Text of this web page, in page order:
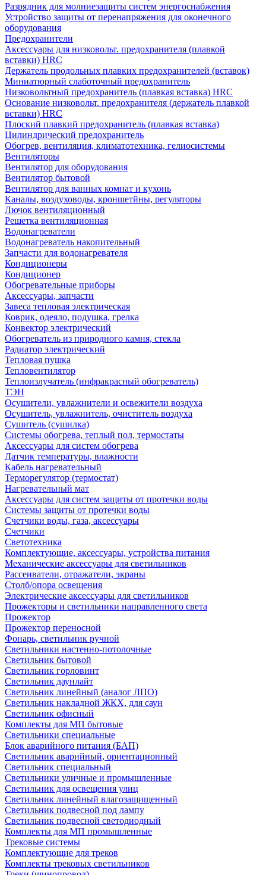
Разрядник для молниезащиты систем энергоснабжения
Устройство защиты от перенапряжения для оконечного
оборудования
Предохранители
Аксессуары для низковольт. предохранителя (плавкой
вставки) HRC
Держатель продольных плавких предохранителей (вставок)
Миниатюрный слаботочный предохранитель
Низковольтный предохранитель (плавкая вставка) HRC
Основание низковольт. предохранителя (держатель плавкой
вставки) HRC
Плоский плавкий предохранитель (плавкая вставка)
Цилиндрический предохранитель
Обогрев, вентиляция, климатотехника, гелиосистемы
Вентиляторы
Вентилятор для оборудования
Вентилятор бытовой
Вентилятор для ванных комнат и кухонь
Каналы, воздуховоды, кроншетйны, регуляторы
Лючок вентиляционный
Решетка вентиляционная
Водонагреватели
Водонагреватель накопительный
Запчасти для водонагревателя
Кондиционеры
Кондиционер
Обогревательные приборы
Аксессуары, запчасти
Завеса тепловая электрическая
Коврик, одеяло, подушка, грелка
Конвектор электрический
Обогреватель из природного камня, стекла
Радиатор электрический
Тепловая пушка
Тепловентилятор
Теплоизлучатель (инфракрасный обогреватель)
ТЭН
Осушители, увлажнители и освежители воздуха
Осушитель, увлажнитель, очиститель воздуха
Сушитель (сушилка)
Системы обогрева, теплый пол, термостаты
Аксессуары для систем обогрева
Датчик температуры, влажности
Кабель нагревательный
Терморегулятор (термостат)
Нагревательный мат
Аксессуары для систем защиты от протечки воды
Системы защиты от протечки воды
Счетчики воды, газа, аксессуары
Счетчики
Светотехника
Комплектующие, аксессуары, устройства питания
Механические аксессуары для светильников
Рассеиватели, отражатели, экраны
Столб/опора освещения
Электрические аксессуары для светильников
Прожекторы и светильники направленного света
Прожектор
Прожектор переносной
Фонарь, светильник ручной
Светильники настенно-потолочные
Светильник бытовой
Светильник горловинт
Светильник даунлайт
Светильник линейный (аналог ЛПО)
Светильник накладной ЖКХ, для саун
Светильник офисный
Комплекты для МП бытовые
Светильники специальные
Блок аварийного питания (БАП)
Светильник аварийный, ориентационный
Светильник специальный
Светильники уличные и промышленные
Светильник для освещения улиц
Светильник линейный влагозащищенный
Светильник подвесной под лампу
Светильник подвесной светодиодный
Комплекты для МП промышленные
Трековые системы
Комплектующие для треков
Комплекты трековых светильников